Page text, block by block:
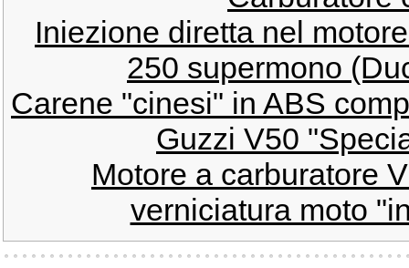
Iniezione diretta nel
250 supermono
Carene "cinesi" in ABS
Guzzi V50
Motore a carburatore
verniciatura moto